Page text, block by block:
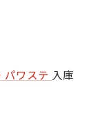
パワステ 入庫